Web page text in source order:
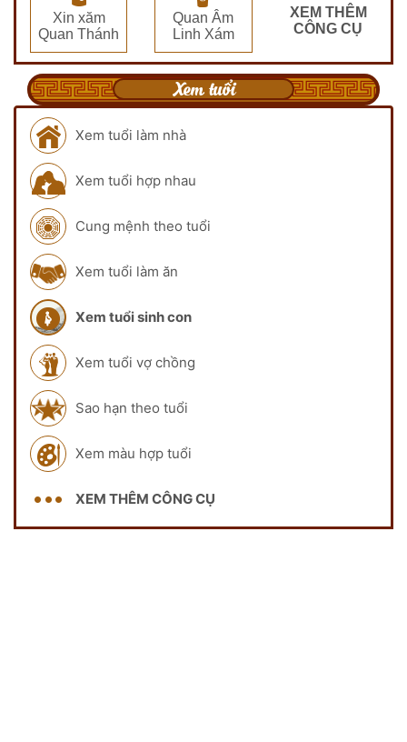
Xin xăm
Quan Thánh
Quan Âm
Linh Xám
XEM THÊM
CÔNG CỤ
Xem tuổi
Xem tuổi làm nhà
Xem tuổi hợp nhau
Cung mệnh theo tuổi
Xem tuổi làm ăn
Xem tuổi sinh con
Xem tuổi vợ chồng
Sao hạn theo tuổi
Xem màu hợp tuổi
XEM THÊM CÔNG CỤ